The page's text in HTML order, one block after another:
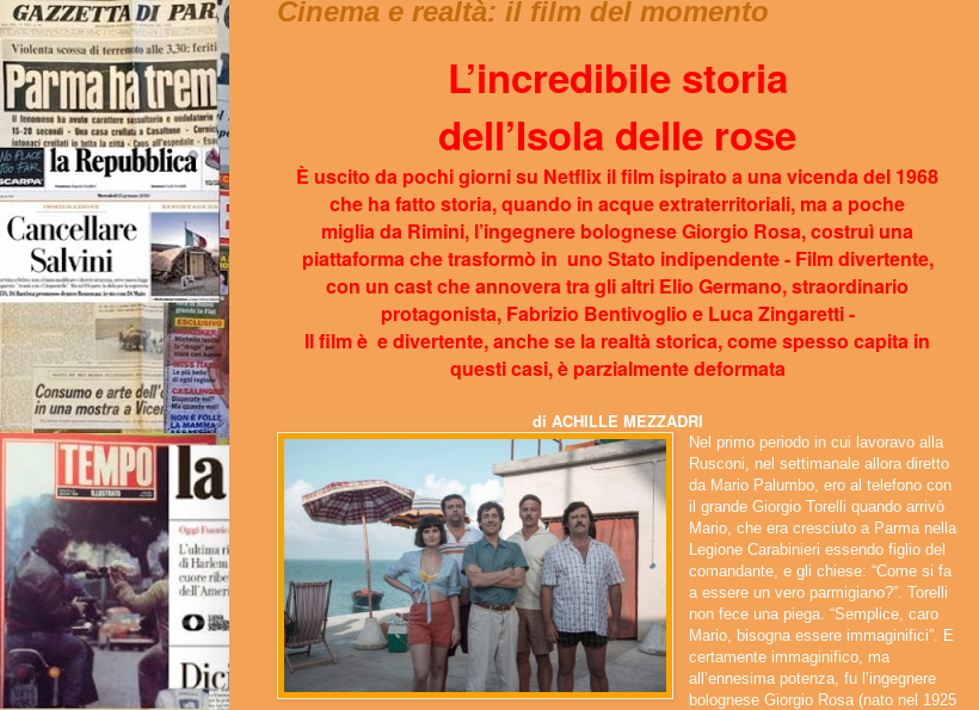
Cinema e realtà: il film del momento
L’incredibile storia
dell’Isola delle rose
È uscito da pochi giorni su Netflix il film ispirato a una vicenda del 1968
che ha fatto storia, quando in acque extraterritoriali, ma a poche
miglia da Rimini, l’ingegnere bolognese Giorgio Rosa, costruì una
piattaforma che trasformò in uno Stato indipendente - Film divertente,
con un cast che annovera tra gli altri Elio Germano, straordinario
protagonista, Fabrizio Bentivoglio e Luca Zingaretti -
Il film è e divertente,anche se la realtàstorica, come spesso capita in
questi casi, è parzialmente deformata
di ACHILLE MEZZADRI
Nel primo periodo in cui lavoravo alla
Rusconi, nel settimanale allora diretto
da Mario Palumbo, ero al telefono con
il grande Giorgio Torelli quando arrivò
Mario, che era cresciuto a Parma nella
Legione Carabinieri essendo figlio del
comandante, e gli chiese: “Come si fa
a essere un vero parmigiano?”. Torelli
non fece una piega. “Semplice, caro
Mario, bisogna essere immaginifici”. E
certamente immaginifico, ma
all’ennesima potenza, fu l’ingegnere
bolognese Giorgio Rosa (nato nel 1925